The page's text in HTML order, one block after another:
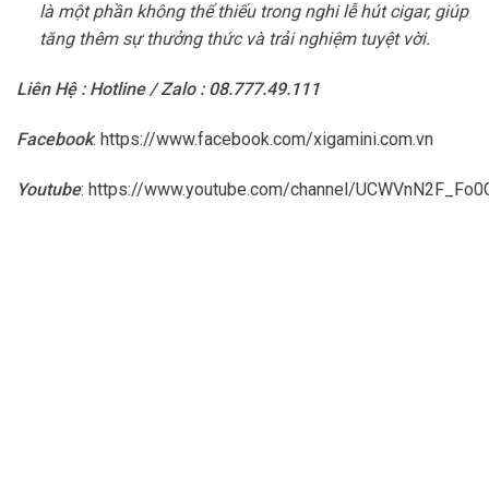
là một phần không thể thiếu trong nghi lễ hút cigar, giúp
tăng thêm sự thưởng thức và trải nghiệm tuyệt vời.
Liên Hệ : Hotline / Zalo : 08.777.49.111
Facebook: https://www.facebook.com/xigamini.com.vn
Youtube: https://www.youtube.com/channel/